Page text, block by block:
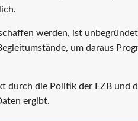
werden, ist
um daraus
durch die Politik der EZB und
ergibt.